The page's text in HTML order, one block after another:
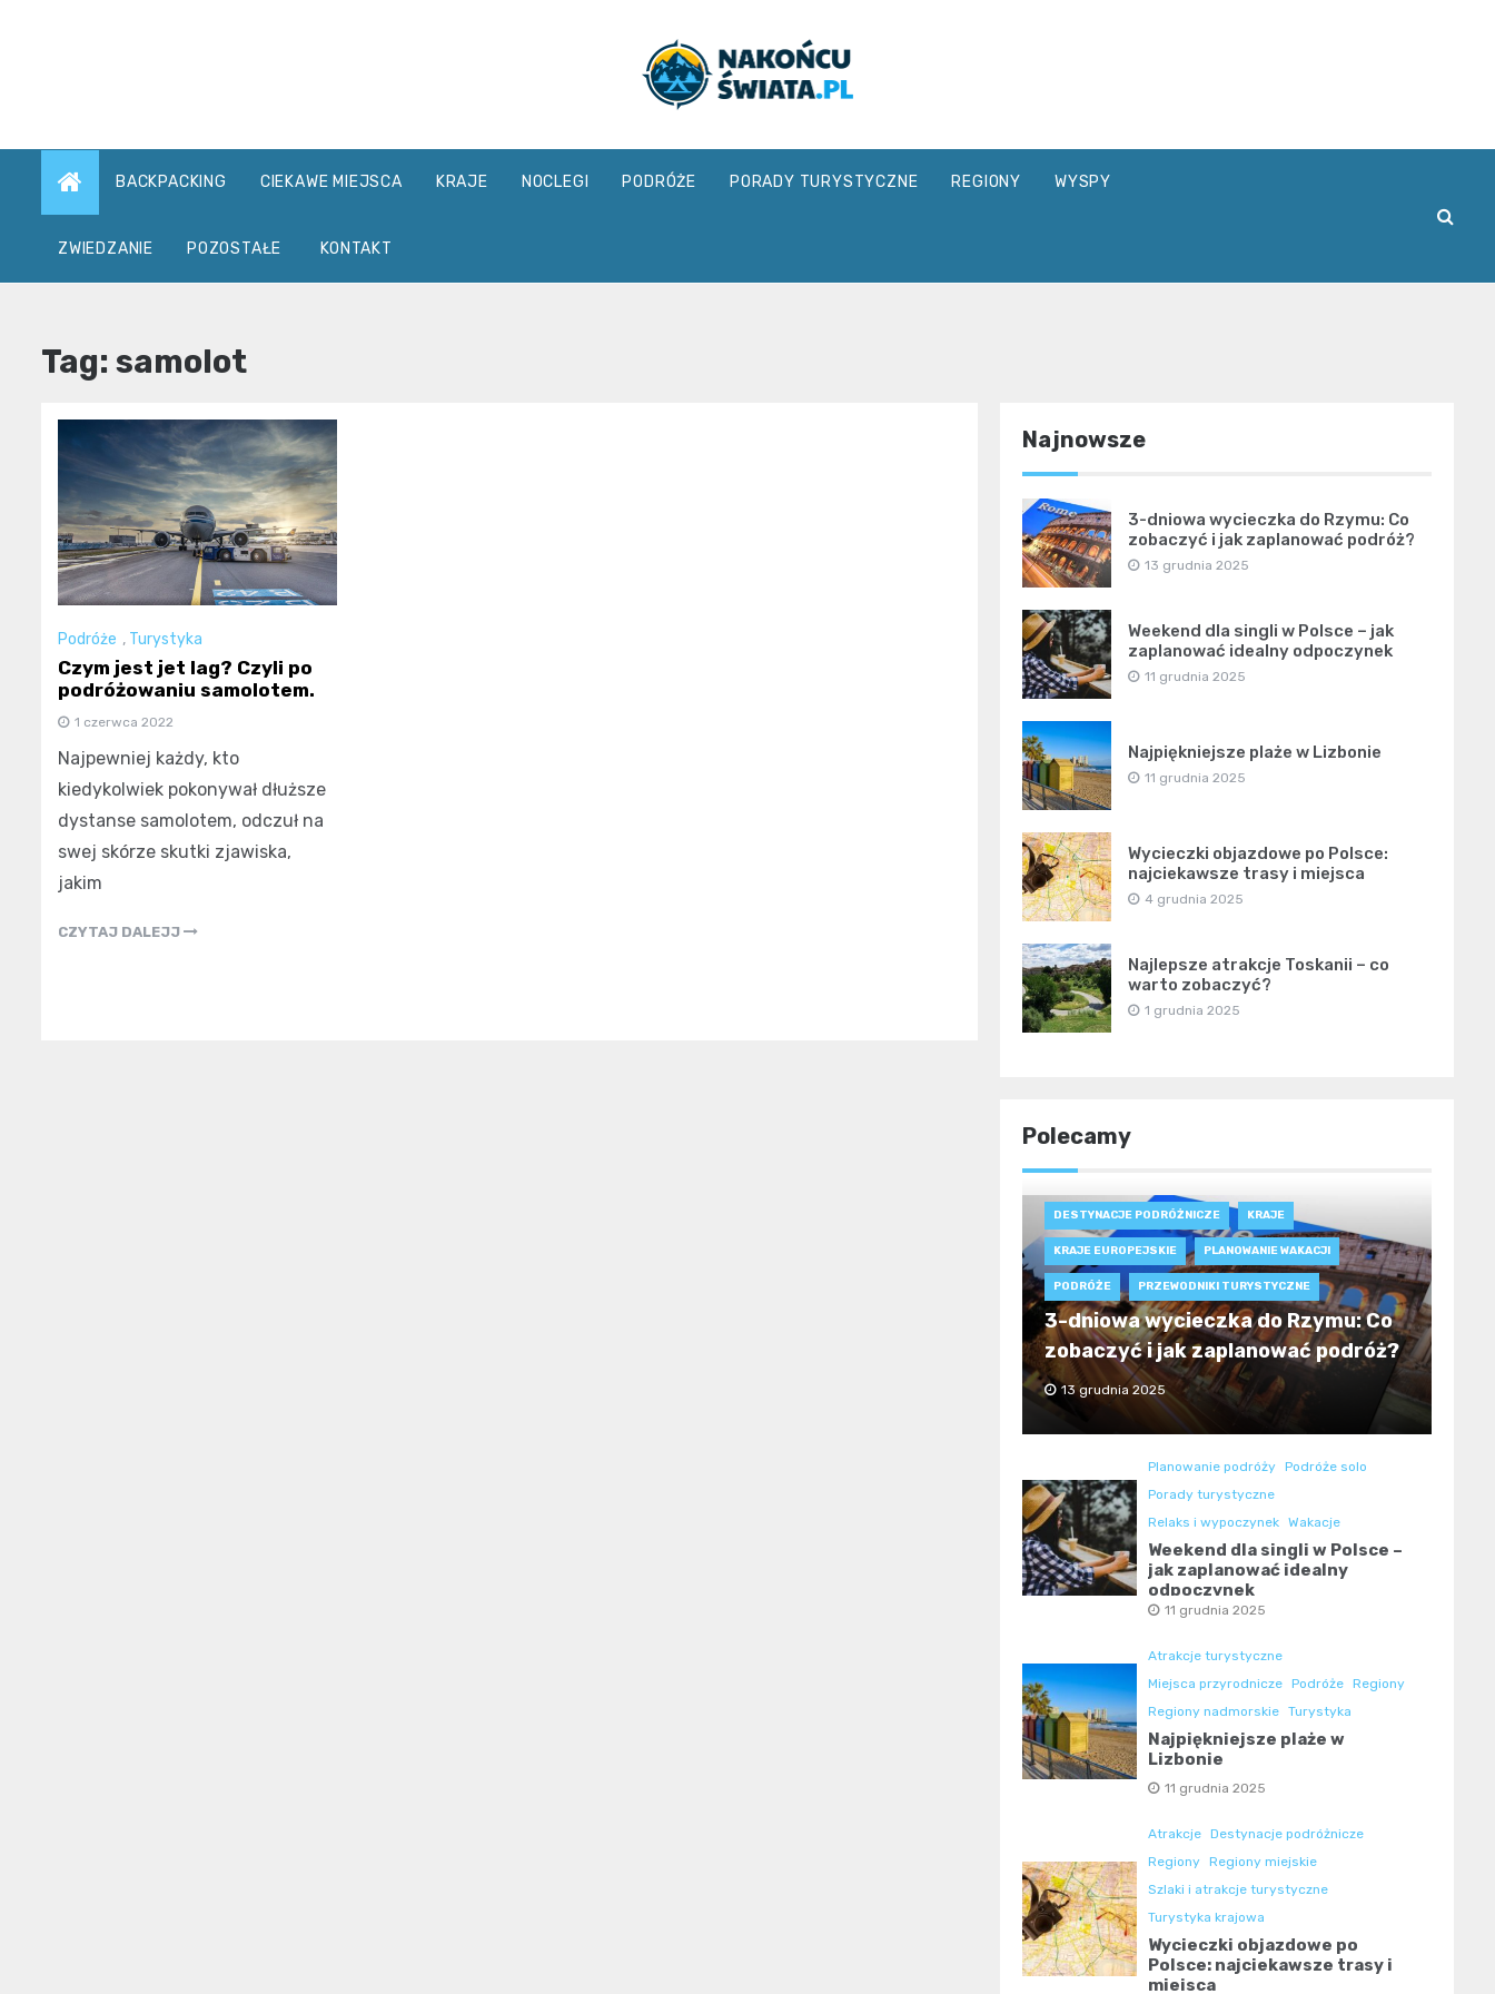
nakoncuswiata.pl
BACKPACKING CIEKAWE MIEJSCA KRAJE NOCLEGI PODRÓŻE PORADY TURYSTYCZNE REGIONY WYSPY
ZWIEDZANIE POZOSTAŁE KONTAKT
Tag: samolot
Podróże , Turystyka
Czym jest jet lag? Czyli po
podróżowaniu samolotem.
1 czerwca 2022
Najpewniej każdy, kto
kiedykolwiek pokonywał dłuższe
dystanse samolotem, odczuł na
swej skórze skutki zjawiska,
jakim
CZYTAJ DALEJJ
Najnowsze
3-dniowa wycieczka do Rzymu: Co
zobaczyć i jak zaplanować podróż?
13 grudnia 2025
Weekend dla singli w Polsce – jak
zaplanować idealny odpoczynek
11 grudnia 2025
Najpiękniejsze plaże w Lizbonie
11 grudnia 2025
Wycieczki objazdowe po Polsce:
najciekawsze trasy i miejsca
4 grudnia 2025
Najlepsze atrakcje Toskanii – co
warto zobaczyć?
1 grudnia 2025
Polecamy
DESTYNACJE PODRÓŻNICZE KRAJE
KRAJE EUROPEJSKIE PLANOWANIE WAKACJI
PODRÓŻE PRZEWODNIKI TURYSTYCZNE
3-dniowa wycieczka do Rzymu: Co
zobaczyć i jak zaplanować podróż?
13 grudnia 2025
Planowanie podróży Podróże solo
Porady turystyczne
Relaks i wypoczynek Wakacje
Weekend dla singli w Polsce –
jak zaplanować idealny
odpoczynek
11 grudnia 2025
Atrakcje turystyczne
Miejsca przyrodnicze Podróże Regiony
Regiony nadmorskie Turystyka
Najpiękniejsze plaże w
Lizbonie
11 grudnia 2025
Atrakcje Destynacje podróżnicze
Regiony Regiony miejskie
Szlaki i atrakcje turystyczne
Turystyka krajowa
Wycieczki objazdowe po
Polsce: najciekawsze trasy i
miejsca